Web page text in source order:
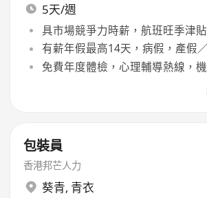
5天/週
具市場競爭力時薪，航班旺季津
有薪年假最高14天，病假，產假
免費年度體檢，心理輔導熱線，
包裝員
香港邦芒人力
葵青, 青衣